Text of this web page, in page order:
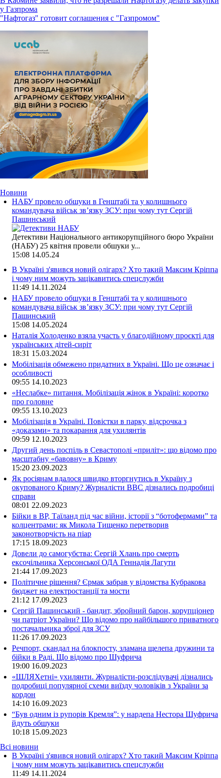
у Газпрома
"Нафтогаз" готовит соглашения с "Газпромом"
Новини
НАБУ провело обшуки в Генштабі та у колишнього
командувача військ зв’язку ЗСУ: при чому тут Сергій
Пашинський
Детективи Національного антикорупційного бюро України
(НАБУ) 25 квітня провели обшуки у...
15:08 14.05.24
В Україні з'явився новий олігарх? Хто такий Максим Кріппа
і чому ним можуть зацікавитись спецслужби
11:49 14.11.2024
НАБУ провело обшуки в Генштабі та у колишнього
командувача військ зв’язку ЗСУ: при чому тут Сергій
Пашинський
15:08 14.05.2024
Наталія Холоденко взяла участь у благодійному проєкті для
українських дітей-сиріт
18:31 15.03.2024
Мобілізація обмежено придатних в Україні. Що це означає і
особливості
09:55 14.10.2023
«Неслабке» питання. Мобілізація жінок в Україні: коротко
про головне
09:55 13.10.2023
Мобілізація в Україні. Повістки в парку, відсрочка з
«доказами» та покарання для ухилянтів
09:59 12.10.2023
Другий день поспіль в Севастополі «приліт»: що відомо про
масштабну «бавовну» в Криму
15:20 23.09.2023
Як росіянам вдалося швидко вторгнутись в Україну з
окупованого Криму? Журналісти ВВС дізнались подробиці
справи
08:01 22.09.2023
Бійки в ВР, Таїланд під час війни, історії з “ботофермами” та
колцентрами: як Микола Тищенко перетворив
законотворчість на піар
17:15 18.09.2023
Довели до самогубства: Сергій Хлань про смерть
ексочільника Херсонської ОДА Геннадія Лагути
21:44 17.09.2023
Політичне рішення? Єрмак забрав у відомства Кубракова
бюджет на електростанції та мости
21:12 17.09.2023
Сергій Пашинський - бандит, збройний барон, корупціонер
чи патріот України? Що відомо про найбільшого приватного
постачальника зброї для ЗСУ
11:26 17.09.2023
Речпорт, скандал на блокпосту, зламана щелепа дружини та
бійки в Раді. Що відомо про Шуфрича
19:00 16.09.2023
«ШЛЯХетні» ухилянти. Журналісти-розслідувачі дізнались
подробиці популярної схеми виїзду чоловіків з України за
кордон
14:10 16.09.2023
“Був одним із рупорів Кремля”: у нардепа Нестора Шуфрича
йдуть обшуки
10:18 15.09.2023
Всі новини
В Україні з'явився новий олігарх? Хто такий Максим Кріппа
і чому ним можуть зацікавитись спецслужби
11:49 14.11.2024